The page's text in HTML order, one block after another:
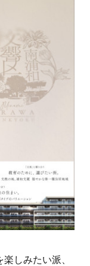
しみたい派、